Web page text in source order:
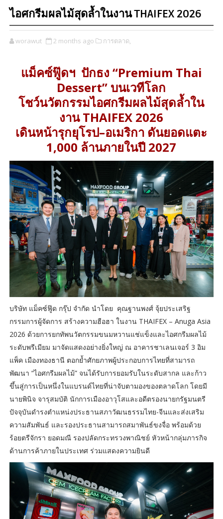
ไอศกรีมผลไม้สุดล้ำในงาน THAIFEX 2026
worawut 2 months ago การตลาด,
แม็คซ์ฟู๊ดฯ ปักธง “Premium Thai
Dessert” บนเวทีโลก
โชว์นวัตกรรมไอศกรีมผลไม้สุดล้ำใน
งาน THAIFEX 2026
เดินหน้ารุกยุโรป–อเมริกา ดันยอดแตะ
1,000 ล้านภายในปี 2027
บริษัท แม็คซ์ฟู๊ด กรุ๊ป จำกัด นำโดย คุณฐานพงศ์ จุ้ยประเสริฐ
กรรมการผู้จัดการ สร้างความฮือฮา ในงาน THAIFEX – Anuga Asia
2026 ด้วยการยกทัพนวัตกรรมขนมหวานแช่แข็งและไอศกรีมผลไม้
ระดับพรีเมียม มาจัดแสดงอย่างยิ่งใหญ่ ณ อาคารชาเลนเจอร์ 3 อิม
แพ็ค เมืองทองธานี ตอกย้ำศักยภาพผู้ประกอบการไทยที่สามารถ
พัฒนา “ไอศกรีมผลไม้” จนได้รับการยอมรับในระดับสากล และก้าว
ขึ้นสู่การเป็นหนึ่งในแบรนด์ไทยที่น่าจับตามองของตลาดโลก โดยมี
นายพินิจ จารุสมบัติ นักการเมืองอาวุโสและอดีตรองนายกรัฐมนตรี
ปัจจุบันดำรงตำแหน่งประธานสภาวัฒนธรรมไทย-จีนและส่งเสริม
ความสัมพันธ์ และรองประธานสามารถสมาพันธ์ขงจื่อ พร้อมด้วย
ร้อยตรีจักรา ยอดมณี รองปลัดกระทรวงพาณิชย์ หัวหน้ากลุ่มภารกิจ
ด้านการค้าภายในประเทศ ร่วมแสดงความยินดี